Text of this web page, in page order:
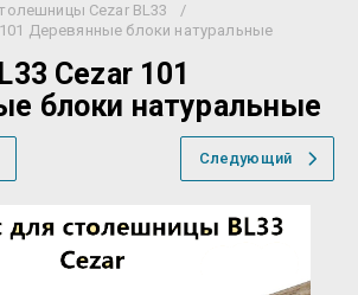
Cezar BL33
/
Деревянные блоки натуральные
Cezar 101
блоки натуральные
Следующий